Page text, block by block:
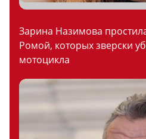
Зарина Назимова
Ромой, которых зверски
мотоцикла